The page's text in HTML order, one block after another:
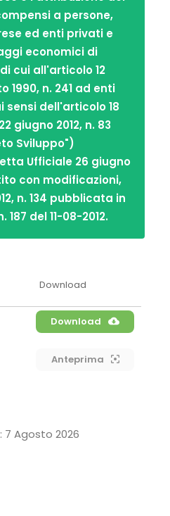
a persone,
ed enti privati e
economici di
cui all'articolo 12
1990, n. 241 ad enti
sensi dell'articolo 18
giugno 2012, n. 83
Sviluppo")
Ufficiale 26 giugno
con modificazioni,
n. 134 pubblicata in
del 11-08-2012.
Download
Download
Anteprima
Agosto 2026